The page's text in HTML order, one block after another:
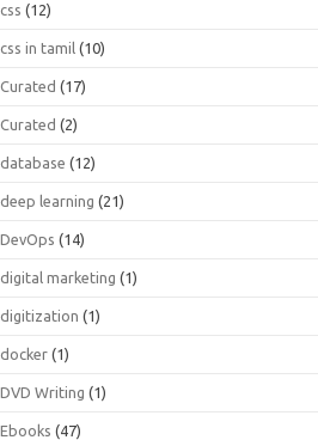
css (12)
css in tamil (10)
Curated (17)
Curated (2)
database (12)
deep learning (21)
DevOps (14)
digital marketing (1)
digitization (1)
docker (1)
DVD Writing (1)
Ebooks (47)